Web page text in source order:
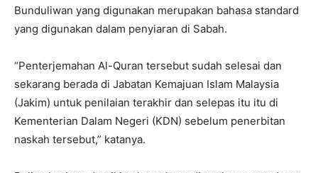
Bunduliwan yang digunakan merupakan bahasa standard
yang digunakan dalam penyiaran di Sabah.
“Penterjemahan Al-Quran tersebut sudah selesai dan
sekarang berada di Jabatan Kemajuan Islam Malaysia
(Jakim) untuk penilaian terakhir dan selepas itu itu di
Kementerian Dalam Negeri (KDN) sebelum penerbitan
naskah tersebut,” katanya.